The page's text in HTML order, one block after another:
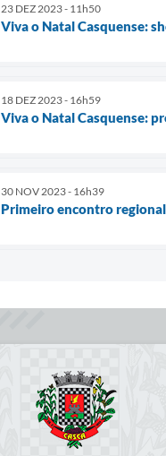
23 DEZ 2023 - 11h50
Viva o Natal Casquense:
18 DEZ 2023 - 16h59
Viva o Natal Casquense:
30 NOV 2023 - 16h39
Primeiro encontro